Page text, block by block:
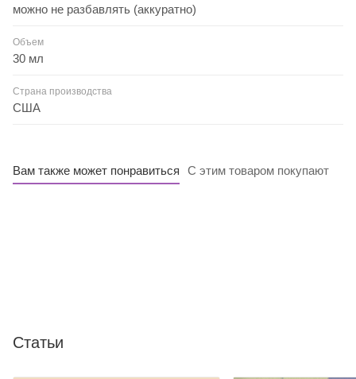
можно не разбавлять (аккуратно)
Объем
30 мл
Страна производства
США
Вам также может понравиться С этим товаром покупают
Статьи